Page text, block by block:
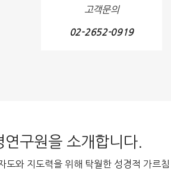
고객문의
02-2652-0919
연구원을 소개합니다.
도와 지도력을 위해 탁월한 성경적 가르침